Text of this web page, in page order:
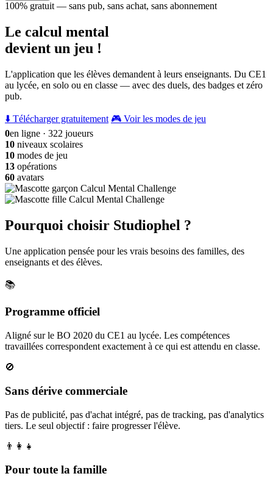
100% gratuit — sans pub, sans achat, sans abonnement
Le calcul mental
devient un jeu !
L'application que les élèves demandent à leurs enseignants. Du CE1
au lycée, en solo ou en classe — avec des duels, des badges et zéro
pub.
⬇️ Télécharger gratuitement 🎮 Voir les modes de jeu
0en ligne · 322 joueurs
10 niveaux scolaires
10 modes de jeu
13 opérations
60 avatars
Pourquoi choisir Studiophel ?
Une application pensée pour les vrais besoins des familles, des
enseignants et des élèves.
📚
Programme officiel
Aligné sur le BO 2020 du CE1 au lycée. Les compétences
travaillées correspondent exactement à ce qui est attendu en classe.
🚫
Sans dérive commerciale
Pas de publicité, pas d'achat intégré, pas de tracking, pas d'analytics
tiers. Le seul objectif : faire progresser l'élève.
👨‍👩‍👧
Pour toute la famille